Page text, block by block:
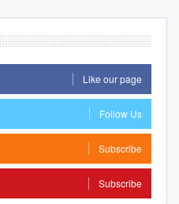
Like our page
Follow Us
Subscribe
Subscribe